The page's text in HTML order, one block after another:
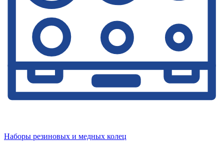
Наборы резиновых и медных колец